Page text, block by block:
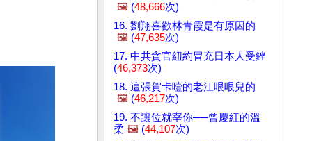
🖼️ (48,666次)
16. 劉翔喜歡林青霞是有原因的
🖼️ (47,635次)
17. 中共貪官紐約冒充日本人受銼
(46,373次)
18. 這張賀卡噎的老江哏哏兒的
🖼️ (46,217次)
19. 不讓位就宰你──曾慶紅的溫
柔 🖼️ (44,107次)